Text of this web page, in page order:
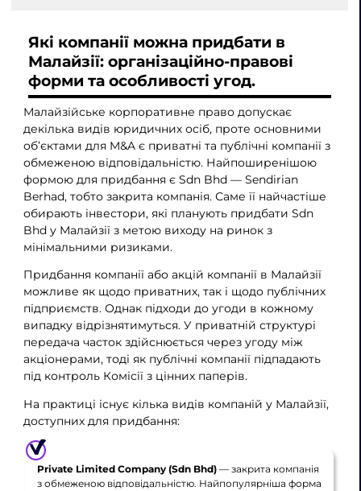
Які компанії можна придбати в
Малайзії: організаційно-правові
форми та особливості угод.
Малайзійське корпоративне право допускає
декілька видів юридичних осіб, проте основними
об’єктами для M&A є приватні та публічні компанії з
обмеженою відповідальністю. Найпоширенішою
формою для придбання є Sdn Bhd — Sendirian
Berhad, тобто закрита компанія. Саме її найчастіше
обирають інвестори, які планують придбати Sdn
Bhd у Малайзії з метою виходу на ринок з
мінімальними ризиками.
Придбання компанії або акцій компанії в Малайзії
можливе як щодо приватних, так і щодо публічних
підприємств. Однак підходи до угоди в кожному
випадку відрізнятимуться. У приватній структурі
передача часток здійснюється через угоду між
акціонерами, тоді як публічні компанії підпадають
під контроль Комісії з цінних паперів.
На практиці існує кілька видів компаній у Малайзії,
доступних для придбання:
Private Limited Company (Sdn Bhd) — закрита компанія
з обмеженою відповідальністю. Найпопулярніша форма